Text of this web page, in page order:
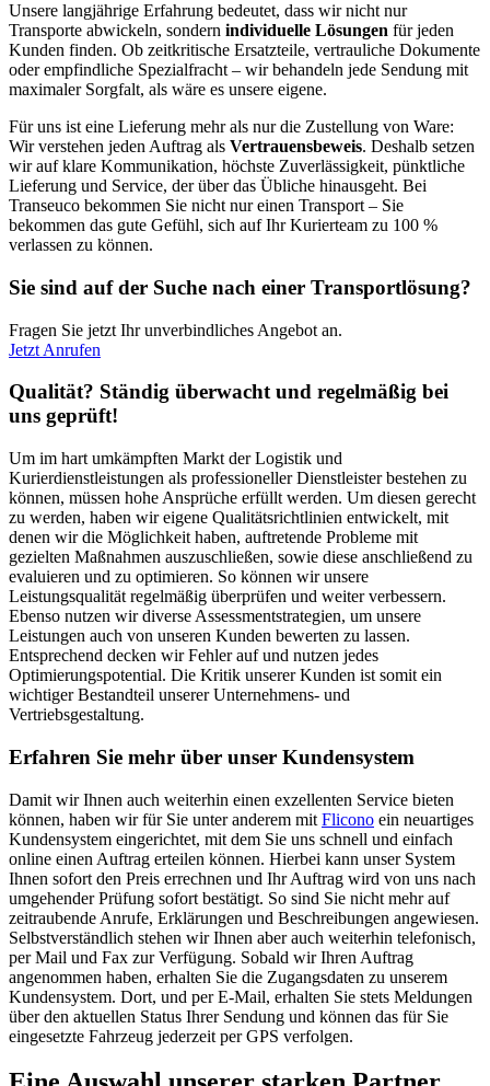
Unsere langjährige Erfahrung bedeutet, dass wir nicht nur
Transporte abwickeln, sondern individuelle Lösungen für jeden
Kunden finden. Ob zeitkritische Ersatzteile, vertrauliche Dokumente
oder empfindliche Spezialfracht – wir behandeln jede Sendung mit
maximaler Sorgfalt, als wäre es unsere eigene.
Für uns ist eine Lieferung mehr als nur die Zustellung von Ware:
Wir verstehen jeden Auftrag als Vertrauensbeweis. Deshalb setzen
wir auf klare Kommunikation, höchste Zuverlässigkeit, pünktliche
Lieferung und Service, der über das Übliche hinausgeht. Bei
Transeuco bekommen Sie nicht nur einen Transport – Sie
bekommen das gute Gefühl, sich auf Ihr Kurierteam zu 100 %
verlassen zu können.
Sie sind auf der Suche nach einer Transportlösung?
Fragen Sie jetzt Ihr unverbindliches Angebot an.
Jetzt Anrufen
Qualität? Ständig überwacht und regelmäßig bei
uns geprüft!
Um im hart umkämpften Markt der Logistik und
Kurierdienstleistungen als professioneller Dienstleister bestehen zu
können, müssen hohe Ansprüche erfüllt werden. Um diesen gerecht
zu werden, haben wir eigene Qualitätsrichtlinien entwickelt, mit
denen wir die Möglichkeit haben, auftretende Probleme mit
gezielten Maßnahmen auszuschließen, sowie diese anschließend zu
evaluieren und zu optimieren. So können wir unsere
Leistungsqualität regelmäßig überprüfen und weiter verbessern.
Ebenso nutzen wir diverse Assessmentstrategien, um unsere
Leistungen auch von unseren Kunden bewerten zu lassen.
Entsprechend decken wir Fehler auf und nutzen jedes
Optimierungspotential. Die Kritik unserer Kunden ist somit ein
wichtiger Bestandteil unserer Unternehmens- und
Vertriebsgestaltung.
Erfahren Sie mehr über unser Kundensystem
Damit wir Ihnen auch weiterhin einen exzellenten Service bieten
können, haben wir für Sie unter anderem mit Flicono ein neuartiges
Kundensystem eingerichtet, mit dem Sie uns schnell und einfach
online einen Auftrag erteilen können. Hierbei kann unser System
Ihnen sofort den Preis errechnen und Ihr Auftrag wird von uns nach
umgehender Prüfung sofort bestätigt. So sind Sie nicht mehr auf
zeitraubende Anrufe, Erklärungen und Beschreibungen angewiesen.
Selbstverständlich stehen wir Ihnen aber auch weiterhin telefonisch,
per Mail und Fax zur Verfügung. Sobald wir Ihren Auftrag
angenommen haben, erhalten Sie die Zugangsdaten zu unserem
Kundensystem. Dort, und per E-Mail, erhalten Sie stets Meldungen
über den aktuellen Status Ihrer Sendung und können das für Sie
eingesetzte Fahrzeug jederzeit per GPS verfolgen.